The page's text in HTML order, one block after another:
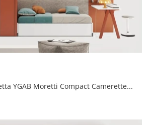
Con questa cameretta YGAB Moretti Compact Camerette, tra le soluzioni a ponte, potrai progettare stanze moderne per ragazzi.